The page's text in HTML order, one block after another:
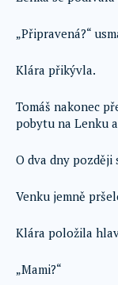
„Připravená?“
Klára přikývla.
Tomáš nakonec
pobytu na Lenku
O dva dny
Venku jemně
Klára položila
„Mami?“